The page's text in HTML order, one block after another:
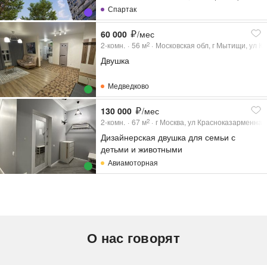
Спартак
60 000 /мес
2-комн. 56 м2 Московская обл, г Мытищи, ул
Двушка
Медведково
130 000 /мес
2-комн. 67 м2 г Москва, ул
Дизайнерская двушка для семьи с
детьми и животными
Авиамоторная
О нас говорят